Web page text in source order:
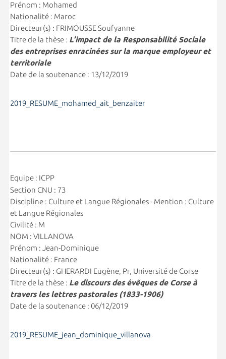
Prénom : Mohamed
Nationalité : Maroc
Directeur(s) : FRIMOUSSE Soufyanne
Titre de la thèse : L’impact de la Responsabilité Sociale
des entreprises enracinées sur la marque employeur et
territoriale
Date de la soutenance : 13/12/2019
2019_RESUME_mohamed_ait_benzaiter
Equipe : ICPP
Section CNU : 73
Discipline : Culture et Langue Régionales - Mention : Culture
et Langue Régionales
Civilité : M
NOM : VILLANOVA
Prénom : Jean-Dominique
Nationalité : France
Directeur(s) : GHERARDI Eugène, Pr, Université de Corse
Titre de la thèse : Le discours des évêques de Corse à
travers les lettres pastorales (1833-1906)
Date de la soutenance : 06/12/2019
2019_RESUME_jean_dominique_villanova